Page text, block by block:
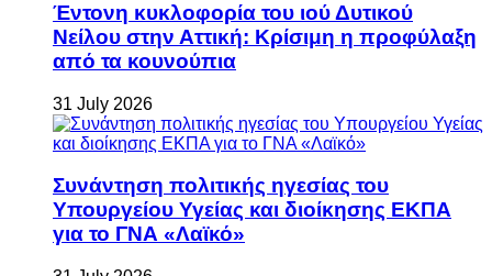
Έντονη κυκλοφορία του ιού Δυτικού
Νείλου στην Αττική: Κρίσιμη η προφύλαξη
από τα κουνούπια
31 July 2026
Συνάντηση πολιτικής ηγεσίας του
Υπουργείου Υγείας και διοίκησης ΕΚΠΑ
για το ΓΝΑ «Λαϊκό»